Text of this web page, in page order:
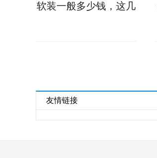
软装一般多少钱，这几
友情链接